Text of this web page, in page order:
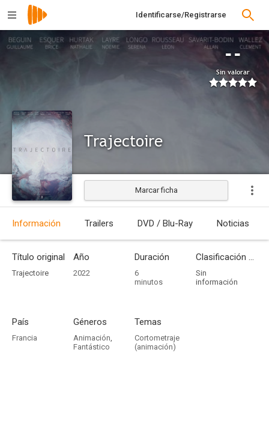
Identificarse/Registrarse
--
Sin valorar
Trajectoire
Estrenada
Marcar ficha
Información Trailers DVD / Blu-Ray Noticias
Título original
Trajectoire
Año
2022
Duración
6
minutos
Clasificación por edades
Sin
información
País
Francia
Géneros
Animación,
Fantástico
Temas
Cortometraje
(animación)